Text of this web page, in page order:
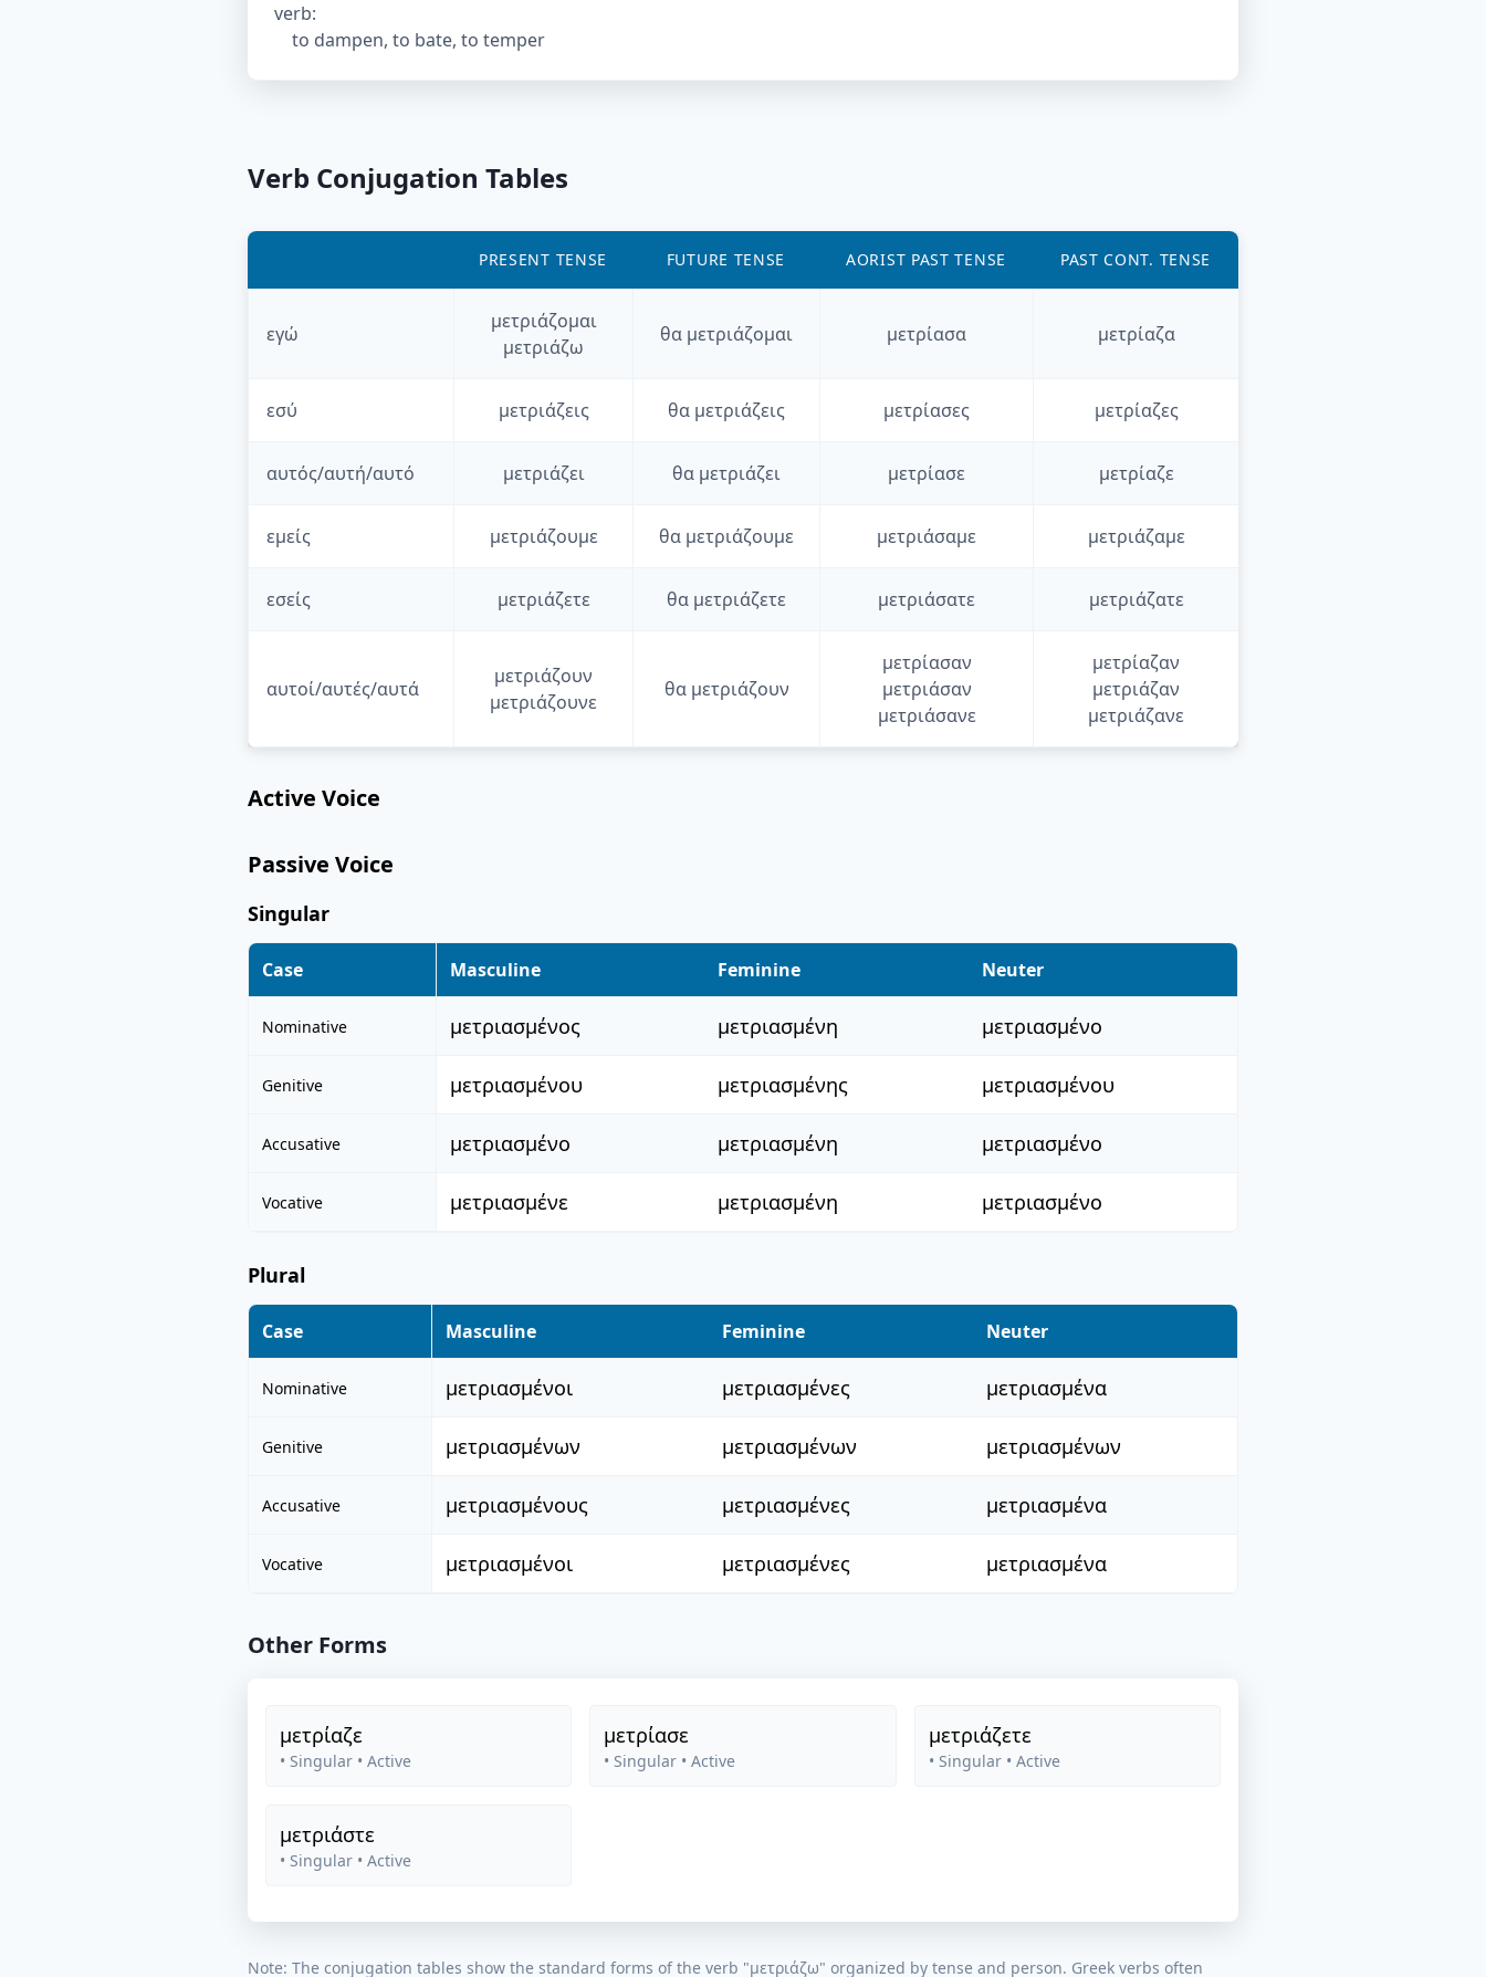
verb:
to dampen, to bate, to temper
Verb Conjugation Tables
PRESENT TENSE FUTURE TENSE AORIST PAST TENSE PAST CONT. TENSE
εγώ
μετριάζομαι
μετριάζω
θα μετριάζομαι μετρίασα μετρίαζα
εσύ μετριάζεις θα μετριάζεις μετρίασες μετρίαζες
αυτός/αυτή/αυτό μετριάζει θα μετριάζει μετρίασε μετρίαζε
εμείς μετριάζουμε θα μετριάζουμε μετριάσαμε μετριάζαμε
εσείς μετριάζετε θα μετριάζετε μετριάσατε μετριάζατε
αυτοί/αυτές/αυτά
μετριάζουν
μετριάζουνε
θα μετριάζουν
μετρίασαν
μετριάσαν
μετριάσανε
μετρίαζαν
μετριάζαν
μετριάζανε
Active Voice
Passive Voice
Singular
Case Masculine Feminine Neuter
Nominative μετριασμένος μετριασμένη μετριασμένο
Genitive μετριασμένου μετριασμένης μετριασμένου
Accusative μετριασμένο μετριασμένη μετριασμένο
Vocative μετριασμένε μετριασμένη μετριασμένο
Plural
Case Masculine Feminine Neuter
Nominative μετριασμένοι μετριασμένες μετριασμένα
Genitive μετριασμένων μετριασμένων μετριασμένων
Accusative μετριασμένους μετριασμένες μετριασμένα
Vocative μετριασμένοι μετριασμένες μετριασμένα
Other Forms
μετρίαζε
• Singular • Active
μετρίασε
• Singular • Active
μετριάζετε
• Singular• Active
μετριάστε
• Singular • Active
Note: The conjugation tables show the standard forms of the verb "μετριάζω" organized by tense and person. Greek verbs often